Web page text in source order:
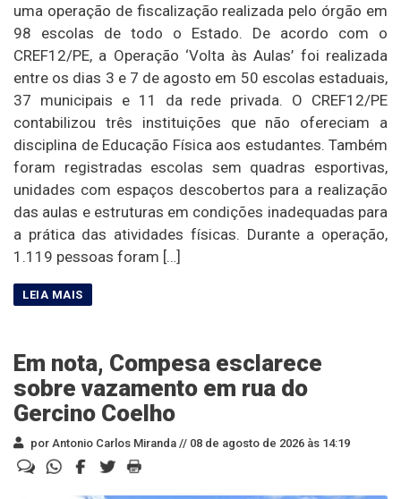
uma operação de fiscalização realizada pelo órgão em
98 escolas de todo o Estado. De acordo com o
CREF12/PE, a Operação ‘Volta às Aulas’ foi realizada
entre os dias 3 e 7 de agosto em 50 escolas estaduais,
37 municipais e 11 da rede privada. O CREF12/PE
contabilizou três instituições que não ofereciam a
disciplina de Educação Física aos estudantes. Também
foram registradas escolas sem quadras esportivas,
unidades com espaços descobertos para a realização
das aulas e estruturas em condições inadequadas para
a prática das atividades físicas. Durante a operação,
1.119 pessoas foram […]
Em nota, Compesa esclarece
sobre vazamento em rua do
Gercino Coelho
por Antonio Carlos Miranda // 08 de agosto de 2026 às 14:19